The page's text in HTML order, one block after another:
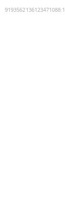
9193562136123471088: